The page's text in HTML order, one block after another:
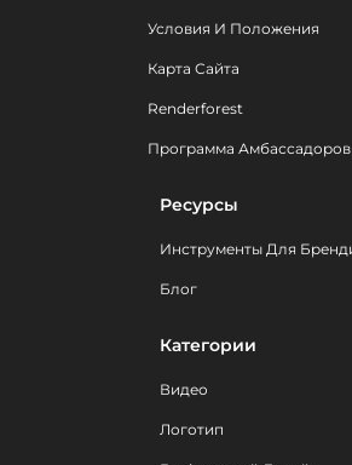
Условия И Положения
Карта Сайта
Renderforest
Программа Амбассадоров
Ресурсы
Инструменты Для
Блог
Категории
Видео
Логотип